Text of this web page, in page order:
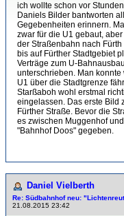
ich wollte schon vor
Daniels Bilder bantworten
Gegebenheiten erinnern.
zwar für die U1 gebaut,
der Straßenbahn nach
bis auf Fürther Stadtgebiet
Verträge zum U-
unterschrieben. Man
U1 über die Stadtgrenze
Starßaboh wohl erstmal
eingelassen. Das erste Bild
Fürther Straße. Bevor die
es zwischen Muggenhof
"Bahnhof Doos" gegeben.
Daniel Vielberth
Re: Südbahnhof neu:
21.08.2015 23:42